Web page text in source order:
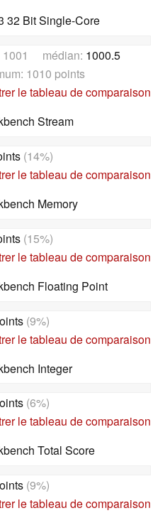
32 Bit Single-Core
1001 médian: 1000.5
1010 points
le tableau de comparaison
Stream
(14%)
le tableau de comparaison
Memory
(15%)
le tableau de comparaison
Floating Point
(9%)
le tableau de comparaison
Integer
(6%)
le tableau de comparaison
Total Score
(9%)
le tableau de comparaison